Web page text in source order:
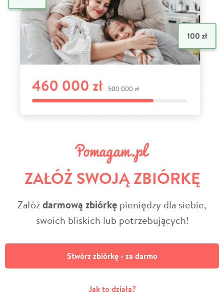
ZAŁÓŻ SWOJĄ ZBIÓRKĘ
Załóżdarmową zbiórkę pieniędzy dla siebie,
swoich bliskich lub potrzebujących!
Stwórz zbiórkę - za darmo
Jak to działa?